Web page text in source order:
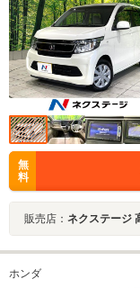
無
料
販売店： ネクステージ
ホンダ